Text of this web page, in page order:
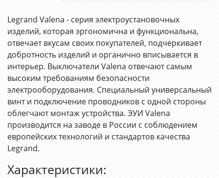
Legrand Valena - серия электроустановочных
изделий, которая эргономична и функциональна,
отвечает вкусам своих покупателей, подчеркивает
добротность изделий и органично вписывается в
интерьер. Выключатели Valena отвечают самым
высоким требованиям безопасности
электрооборудования. Специальный универсальный
винт и подключение проводников с одной стороны
облегчают монтаж устройства. ЭУИ Valena
производится на заводе в России с соблюдением
европейских технологий и стандартов качества
Legrand.
Характеристики: